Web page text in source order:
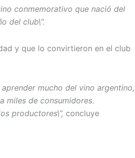
conmemorativo que nació del
del club\”.
y que lo convirtieron en el club
mucho del vino argentino,
miles de consumidores.
productores\”, concluye